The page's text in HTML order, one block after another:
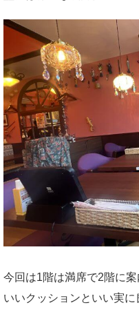
今回は1階は満席で2階に
いいクッションといい実に